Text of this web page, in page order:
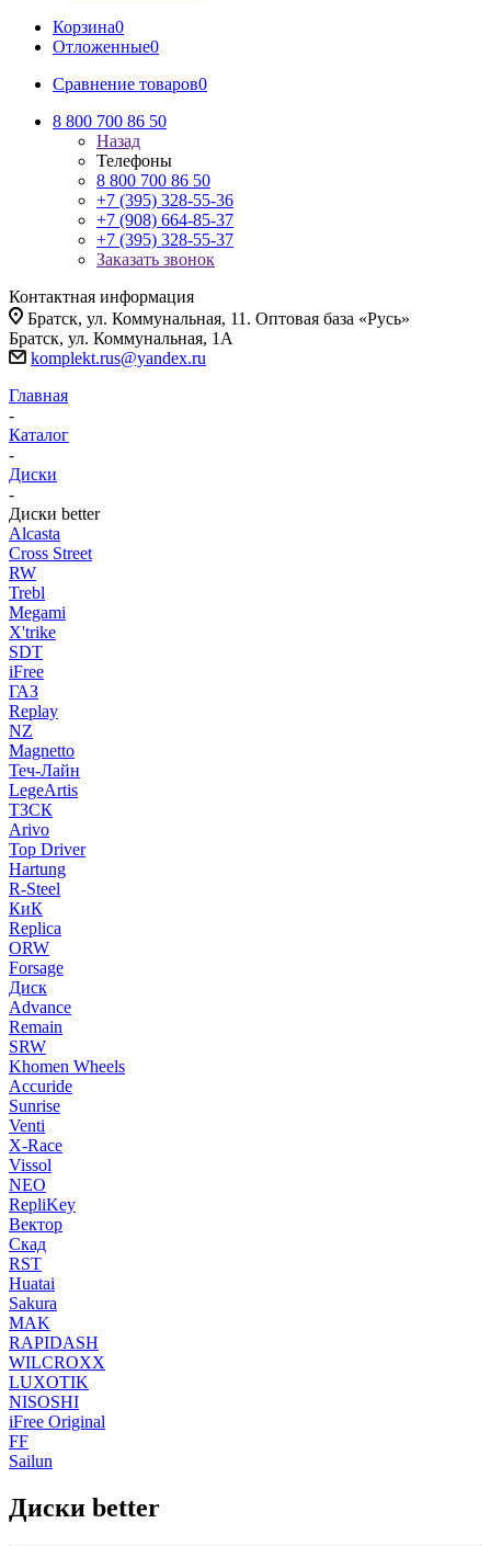
Корзина0
Отложенные0
Сравнение товаров0
8 800 700 86 50
Назад
Телефоны
8 800 700 86 50
+7 (395) 328-55-36
+7 (908) 664-85-37
+7 (395) 328-55-37
Заказать звонок
Контактная информация
Братск, ул. Коммунальная, 11. Оптовая база «Русь»
Братск, ул. Коммунальная, 1А
komplekt.rus@yandex.ru
Главная
-
Каталог
-
Диски
-
Диски better
Alcasta
Cross Street
RW
Trebl
Megami
X'trike
SDT
iFree
ГАЗ
Replay
NZ
Magnetto
Теч-Лайн
LegeArtis
ТЗСК
Arivo
Top Driver
Hartung
R-Steel
КиК
Replica
ORW
Forsage
Диск
Advance
Remain
SRW
Khomen Wheels
Accuride
Sunrise
Venti
X-Race
Vissol
NEO
RepliKey
Вектор
Скад
RST
Huatai
Sakura
MAK
RAPIDASH
WILCROXX
LUXOTIK
NISOSHI
iFree Original
FF
Sailun
Диски better